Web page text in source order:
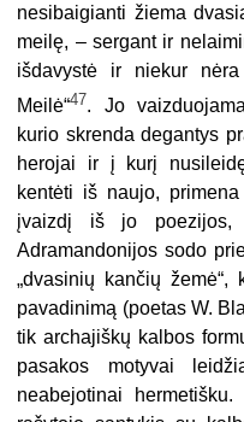
nesibaigianti žiema
meilę, – sergant ir
išdavystė ir niekur
Meilė“47. Jo
kurio skrenda degantys
herojai ir į kurį
kentėti iš naujo,
įvaizdį iš jo poezijos,
Adramandonijos sodo
„dvasinių kančių
pavadinimą (poetas W.
tik archajiškų kalbos
pasakos motyvai
neabejotinai